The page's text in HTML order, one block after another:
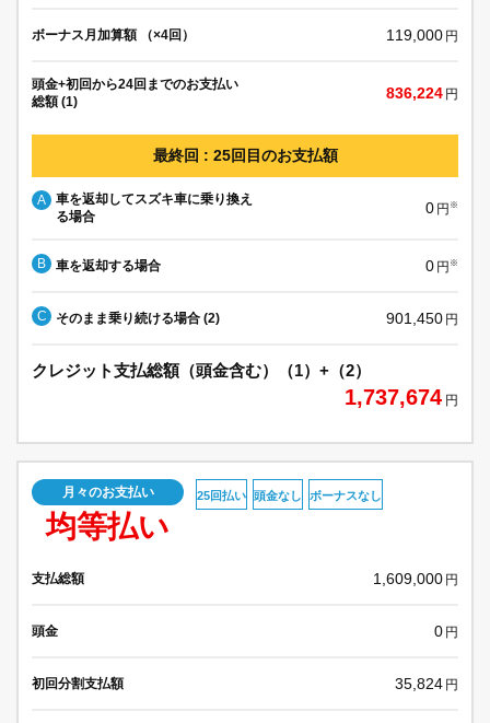
ボーナス月加算額 （×4回） 119,000 円
頭金+初回から24回までのお支払い
総額 (1)
836,224 円
最終回 : 25回目のお支払額
A
車を返却してスズキ車に乗り換え
る場合
0 円 ※
B 車を返却する場合 0 円 ※
C そのまま乗り続ける場合 (2) 901,450 円
クレジット支払総額（頭金含む）（1）+（2）
1,737,674 円
月々のお支払い
均等払い
25回払い 頭金なし ボーナスなし
支払総額 1,609,000 円
頭金 0 円
初回分割支払額 35,824 円